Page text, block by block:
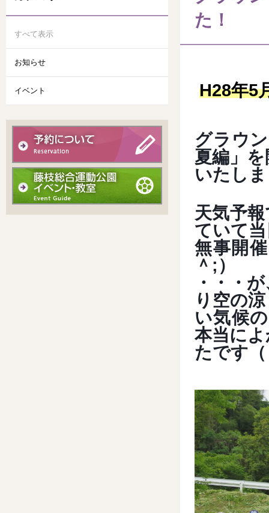
た！
H28年5
グラウ
夏編」を
いたし
天気予
ていて
無事開
＾;）
・・・
り空の
い気候
本当に
たです
すべて表示
お知らせ
イベント